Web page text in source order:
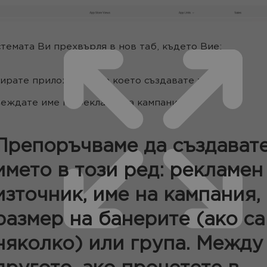
Ви прехвърля в нов таб, където Вие:
приложение, за което създавате тракинг;
име на рекламната кампания;
да
в този ред: рекламен
име на кампания,
на банерите (ако са
или група. Между